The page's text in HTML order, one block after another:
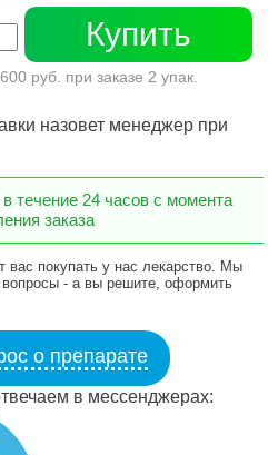
Купить
600 руб. при заказе 2 упак.
назовет менеджер при
течение 24 часов с момента
заказа
вас покупать у нас лекарство. Мы
- а вы решите, оформить
о препарате
в мессенджерах: